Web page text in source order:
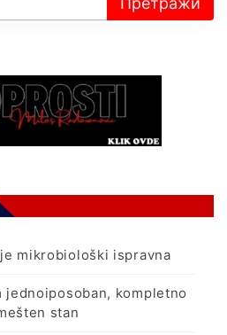
mikrobiološki ispravna
kompletno
stan